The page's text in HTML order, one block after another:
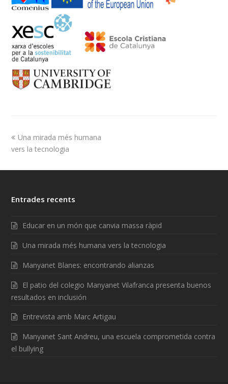
Una mirada més humana
vers la tecnologia
Entrades recents
Educar en un món que canvia massa ràpid
Una mirada més humana vers la tecnologia
Manyanet Blanes: encontrando alianzas
El patio del colegio Manyanet Vilafranca presenta buenos
resultados en inclusión
Entrevista amb Marc Artigau
Manyanet Sant Andreu, una escuela comprometida contra
el bullying